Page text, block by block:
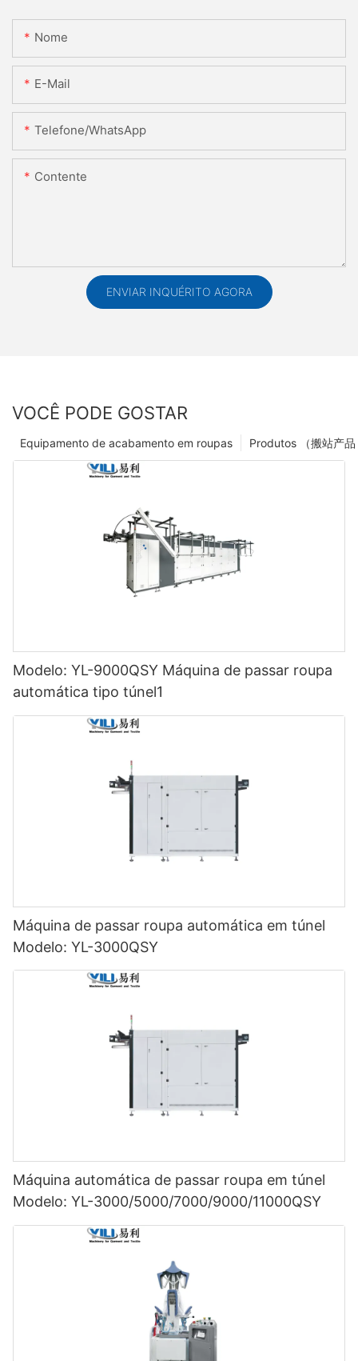
Nome
E-Mail
Telefone/WhatsApp
Contente
ENVIAR INQUÉRITO AGORA
VOCÊ PODE GOSTAR
Equipamento de acabamento em roupas
Modelo: YL-9000QSY Máquina de passar roupa
automática tipo túnel1
Máquina de passar roupa automática em túnel
Modelo: YL-3000QSY
Máquina automática de passar roupa em túnel
Modelo: YL-3000/5000/7000/9000/11000QSY